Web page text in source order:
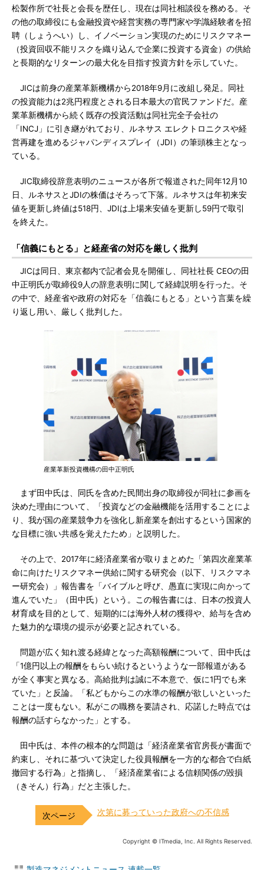
松製作所で社長と会長を歴任し、現在は同社相談役を務める。そ
の他の取締役にも金融投資や経営実務の専門家や学識経験者を招
聘（しょうへい）し、イノベーション実現のためにリスクマネー
（投資回収不能リスクを織り込んで企業に投資する資金）の供給
と長期的なリターンの最大化を目指す投資方針を示していた。
JICは前身の産業革新機構から2018年9月に改組し発足。同社
の投資能力は2兆円程度とされる日本最大の官民ファンドだ。産
業革新機構から続く既存の投資活動は同社完全子会社の
「INCJ」に引き継がれており、ルネサス エレクトロニクスや経
営再建を進めるジャパンディスプレイ（JDI）の筆頭株主となっ
ている。
JIC取締役辞意表明のニュースが各所で報道された同年12月10
日、ルネサスとJDIの株価はそろって下落。ルネサスは年初来安
値を更新し終値は518円、JDIは上場来安値を更新し59円で取引
を終えた。
「信義にもとる」と経産省の対応を厳しく批判
JICは同日、東京都内で記者会見を開催し、同社社長 CEOの田
中正明氏が取締役9人の辞意表明に関して経緯説明を行った。そ
の中で、経産省や政府の対応を「信義にもとる」という言葉を繰
り返し用い、厳しく批判した。
産業革新投資機構の田中正明氏
まず田中氏は、同氏を含めた民間出身の取締役が同社に参画を
決めた理由について、「投資などの金融機能を活用することによ
り、我が国の産業競争力を強化し新産業を創出するという国家的
な目標に強い共感を覚えたため」と説明した。
その上で、2017年に経済産業省が取りまとめた「第四次産業革
命に向けたリスクマネー供給に関する研究会（以下、リスクマネ
ー研究会）」報告書を「バイブルと呼び、愚直に実現に向かって
進んでいた」（田中氏）という。この報告書には、日本の投資人
材育成を目的として、短期的には海外人材の獲得や、給与を含め
た魅力的な環境の提示が必要と記されている。
問題が広く知れ渡る経緯となった高額報酬について、田中氏は
「1億円以上の報酬をもらい続けるというような一部報道がある
が全く事実と異なる。高給批判は誠に不本意で、仮に1円でも来
ていた」と反論。「私どもからこの水準の報酬が欲しいといった
ことは一度もない。私がこの職務を要請され、応諾した時点では
報酬の話すらなかった」とする。
田中氏は、本件の根本的な問題は「経済産業省官房長が書面で
約束し、それに基づいて決定した役員報酬を一方的な都合で白紙
撤回する行為」と指摘し、「経済産業省による信頼関係の毀損
（きそん）行為」だと主張した。
次第に募っていった政府への不信感
Copyright © ITmedia, Inc. All Rights Reserved.